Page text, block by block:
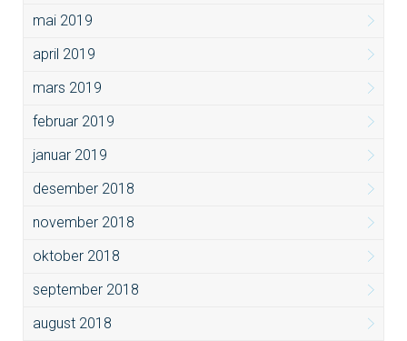
mai 2019
april 2019
mars 2019
februar 2019
januar 2019
desember 2018
november 2018
oktober 2018
september 2018
august 2018